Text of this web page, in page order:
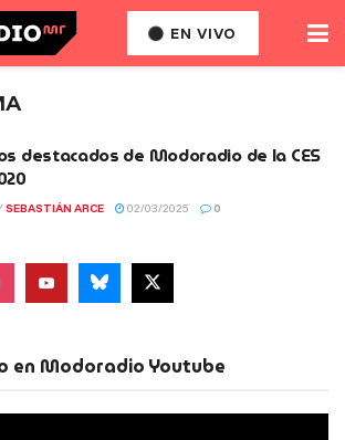
EN VIVO
destacados de Modoradio de la CES
SEBASTIÁN ARCE 02/03/2025 0
en Modoradio Youtube